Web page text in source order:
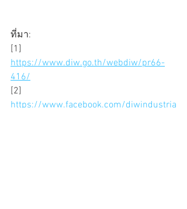
ที่มา:
[1]
https://www.diw.go.th/webdiw/pr66-
416/
[2]
https://www.facebook.com/diwindustria